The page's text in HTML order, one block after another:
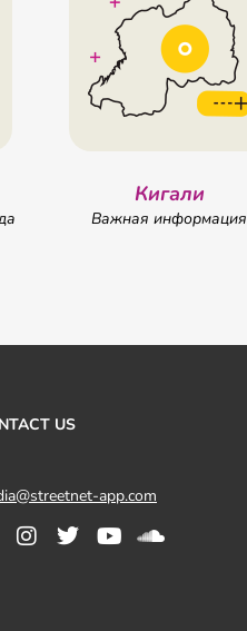
Кигали
Важная информация
US
app.com